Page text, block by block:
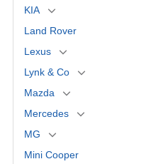
KIA
Land Rover
Lexus
Lynk & Co
Mazda
Mercedes
MG
Mini Cooper